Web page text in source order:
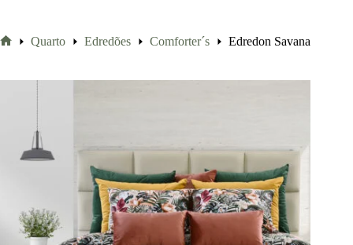
Quarto Edredões Comforter´s Edredon Savana